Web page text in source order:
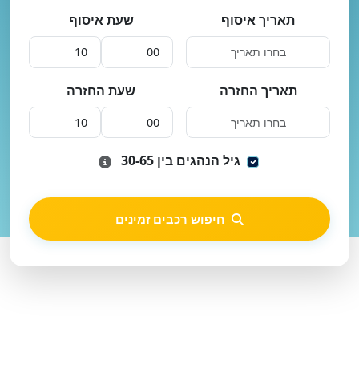
תאריך איסוף שעת איסוף
תאריך החזרה שעת החזרה
גיל הנהגים בין 30-65
חיפוש רכבים זמינים